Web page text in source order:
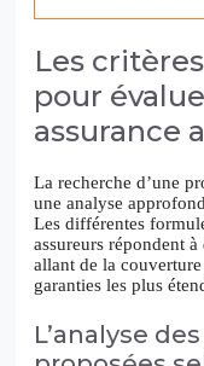
Les
pour
assurance
La recherche d’une
une analyse
Les différentes
assureurs répondent
allant de la
garanties les plus
L’analyse